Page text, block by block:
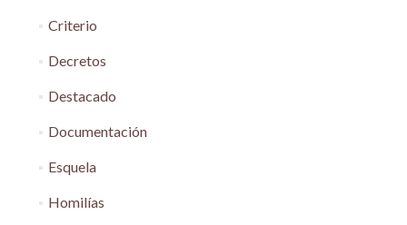
Criterio
Decretos
Destacado
Documentación
Esquela
Homilías